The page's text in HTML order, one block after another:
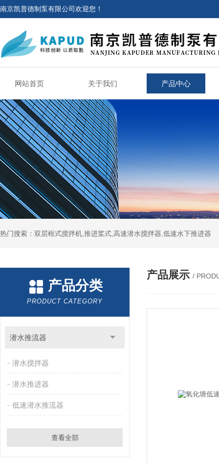
南京凯普德制泵有限公司欢迎您！
网站首页 关于我们 产品中心
热门搜索：双层框式搅拌机,推进桨式,高速潜水搅拌器,低速水下推进器
产品分类
PRODUCT CATEGORY
潜水推流器
潜水搅拌器
潜水推进器
低速潜水推流器
查看全部
产品展示 /